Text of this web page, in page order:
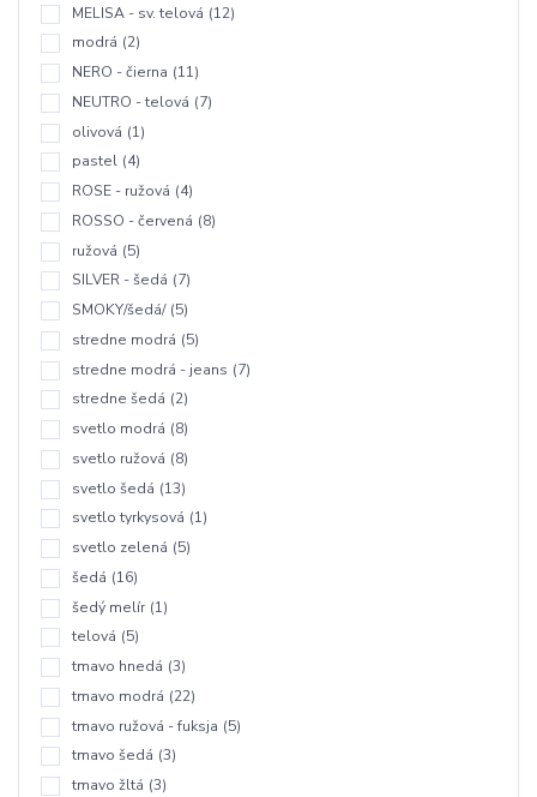
MELISA - sv. telová (12)
modrá (2)
NERO - čierna (11)
NEUTRO - telová (7)
olivová (1)
pastel (4)
ROSE - ružová (4)
ROSSO - červená (8)
ružová (5)
SILVER - šedá (7)
SMOKY/šedá/ (5)
stredne modrá (5)
stredne modrá - jeans (7)
stredne šedá (2)
svetlo modrá (8)
svetlo ružová (8)
svetlo šedá (13)
svetlo tyrkysová (1)
svetlo zelená (5)
šedá (16)
šedý melír (1)
telová (5)
tmavo hnedá (3)
tmavo modrá (22)
tmavo ružová - fuksja (5)
tmavo šedá (3)
tmavo žltá (3)